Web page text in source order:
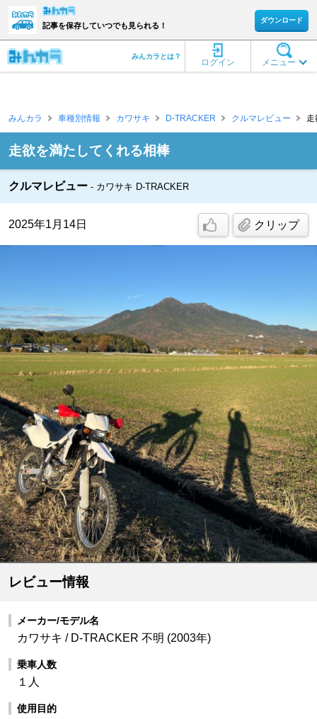
記事を保存していつでも見られる！
ダウンロード
メニュー
ログイン
みんカラとは？
みんカラ 車種別情報 カワサキ D-TRACKER クルマレビュー
走欲を満たしてくれる相棒
クルマレビュー カワサキ D-TRACKER
2025年1月14日 クリップ
レビュー情報
メーカー/モデル名
カワサキ / D-TRACKER 不明 (2003年)
乗車人数
１人
使用目的